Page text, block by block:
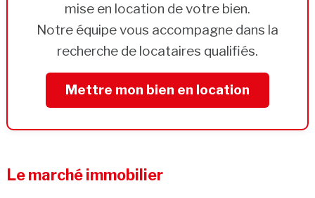
mise en location de votre bien.
Notre équipe vous accompagne dans la
recherche de locataires qualifiés.
Mettre mon bien en location
Le marché immobilier